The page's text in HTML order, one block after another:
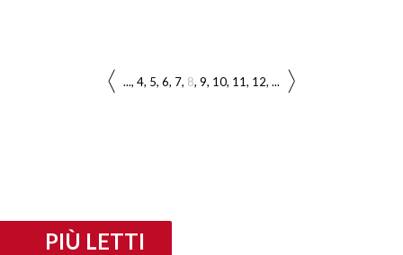
... 4 5 6 7 8 9 10 11 12 ...
PIÙ LETTI